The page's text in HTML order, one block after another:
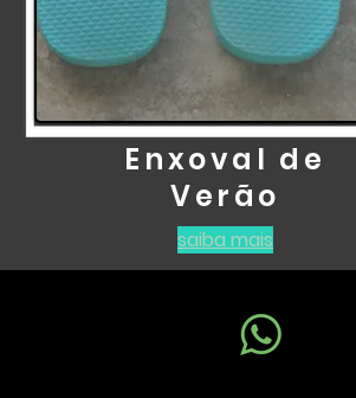
Enxoval de
Verão
saiba mais